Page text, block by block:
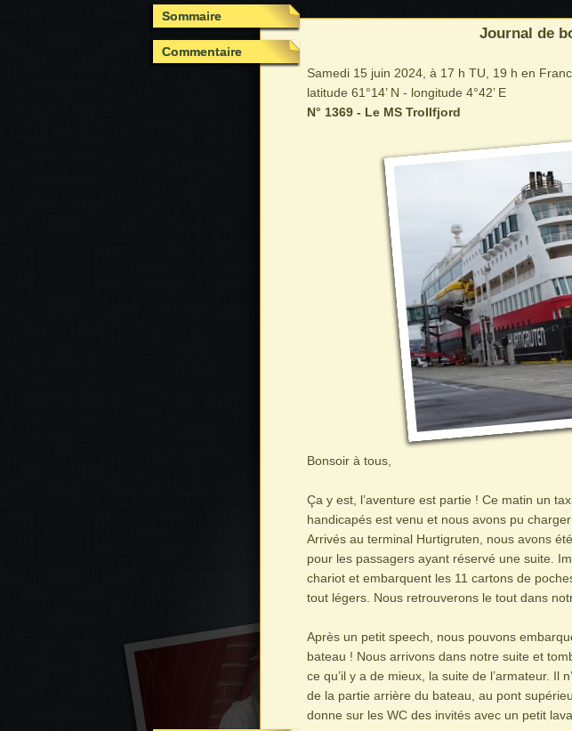
Journal de
Samedi 15 juin 2024, à 17 h TU, 19 h en
latitude 61°14’ N - longitude 4°42’ E
N° 1369 - Le MS Trollfjord
Bonsoir à tous,
Ça y est, l’aventure est partie ! Ce matin un
handicapés est venu et nous avons pu
Arrivés au terminal Hurtigruten, nous avons
pour les passagers ayant réservé une suite.
chariot et embarquent les 11 cartons de
tout légers. Nous retrouverons le tout dans
Après un petit speech, nous pouvons
bateau ! Nous arrivons dans notre suite et
ce qu’il y a de mieux, la suite de l’armateur. Il
de la partie arrière du bateau, au pont
donne sur les WC des invités avec un petit
Sommaire
Commentaire